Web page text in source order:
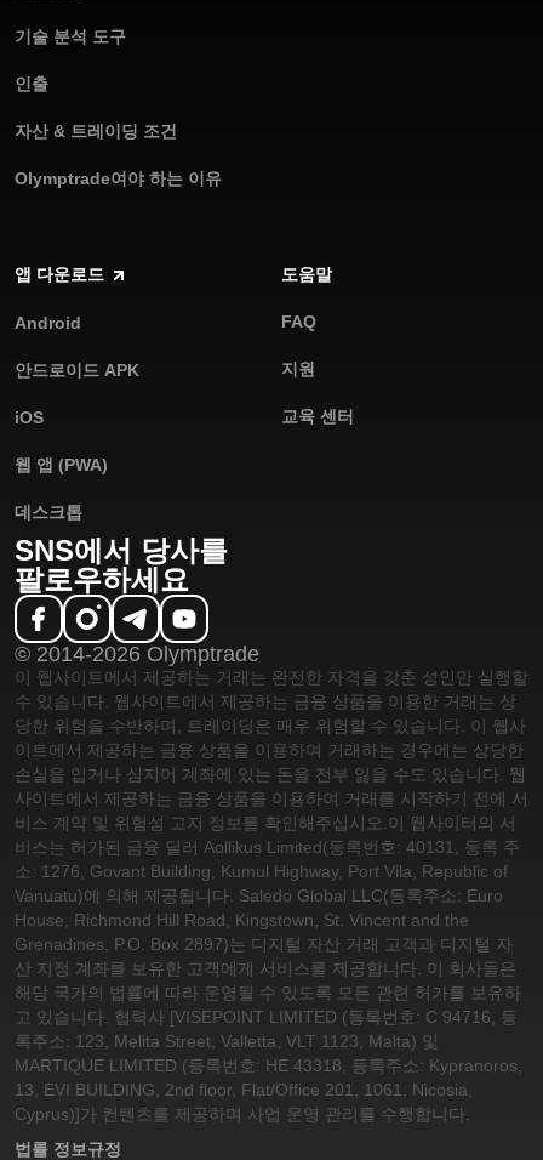
기술 분석 도구
인출
자산 & 트레이딩 조건
Olymptrade여야 하는 이유
앱 다운로드
Android
안드로이드 APK
iOS
웹 앱 (PWA)
데스크톱
도움말
FAQ
지원
교육 센터
SNS에서 당사를
팔로우하세요
© 2014-2026 Olymptrade
이 웹사이트에서 제공하는 거래는 완전한 자격을 갖춘 성인만 실행할
수 있습니다. 웹사이트에서 제공하는 금융 상품을 이용한 거래는 상
당한 위험을 수반하며, 트레이딩은 매우 위험할 수 있습니다. 이 웹사
이트에서 제공하는 금융 상품을 이용하여 거래하는 경우에는 상당한
손실을 입거나 심지어 계좌에 있는 돈을 전부 잃을 수도 있습니다. 웹
사이트에서 제공하는 금융 상품을 이용하여 거래를 시작하기 전에 서
비스 계약 및 위험성 고지 정보를 확인해주십시오. 이 웹사이터의 서
비스는 허가된 금융 딜러 Aollikus Limited(등록번호: 40131, 등록 주
소: 1276, Govant Building, Kumul Highway, Port Vila, Republic of
Vanuatu)에 의해 제공됩니다. Saledo Global LLC(등록주소: Euro
House, Richmond Hill Road, Kingstown, St. Vincent and the
Grenadines, P.O. Box 2897)는 디지털 자산 거래 고객과 디지털 자
산 지정 계좌를 보유한 고객에게 서비스를 제공합니다. 이 회사들은
해당 국가의 법률에 따라 운영될 수 있도록 모든 관련 허가를 보유하
고 있습니다. 협력사 [VISEPOINT LIMITED (등록번호: C 94716, 등
록주소: 123, Melita Street, Valletta, VLT 1123, Malta) 및
MARTIQUE LIMITED (등록번호: HE 43318, 등록주소: Kypranoros,
13, EVI BUILDING, 2nd floor, Flat/Office 201, 1061, Nicosia,
Cyprus)]가 컨텐츠를 제공하며 사업 운영 관리를 수행합니다.
법률 정보규정